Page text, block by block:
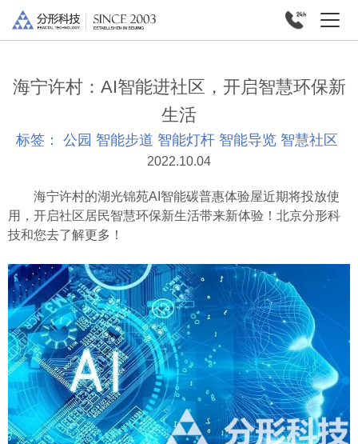
海宁许村：AI智能进社区，开启智慧环保新
生活
标签： 公园 智能步道 智能灯杆 智能导览 智慧社区
2022.10.04
海宁许村的湖光锦苑AI智能碳普惠体验屋近期将投放使
用，开启社区居民智慧环保新生活带来新体验！北京分形科
技和您去了解更多！